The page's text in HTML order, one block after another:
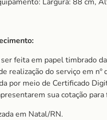
feita em papel timbrado
realização do serviço em
por meio de Certificado
sua cotação
em Natal/RN.